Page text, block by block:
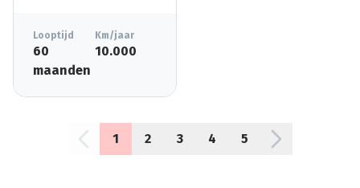
Looptijd
60
maanden
Km/jaar
10.000
1 2 3 4 5